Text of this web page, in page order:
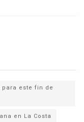
este fin de
en La Costa